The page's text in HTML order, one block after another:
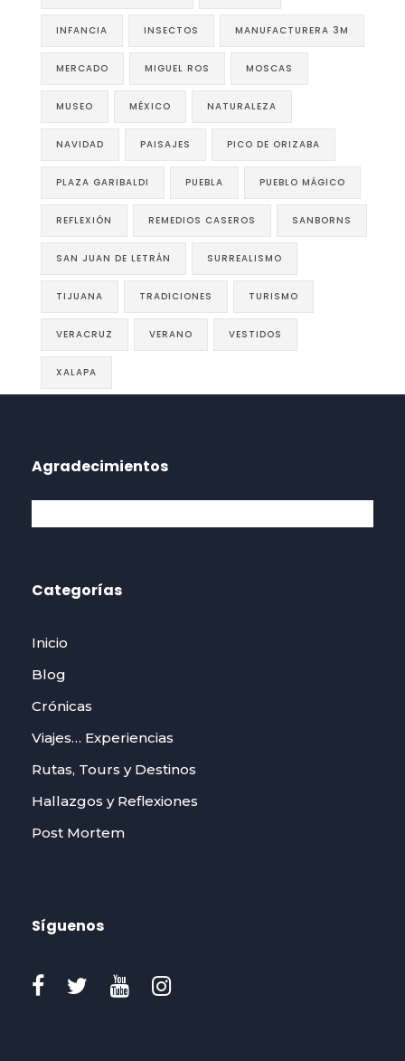
INFANCIA INSECTOS MANUFACTURERA 3M
MERCADO MIGUEL ROS MOSCAS
MUSEO MÉXICO NATURALEZA
NAVIDAD PAISAJES PICO DE ORIZABA
PLAZA GARIBALDI PUEBLA PUEBLO MÁGICO
REFLEXIÓN REMEDIOS CASEROS SANBORNS
SAN JUAN DE LETRÁN SURREALISMO
TIJUANA TRADICIONES TURISMO
VERACRUZ VERANO VESTIDOS
XALAPA
Agradecimientos
Categorías
Inicio
Blog
Crónicas
Viajes… Experiencias
Rutas, Tours y Destinos
Hallazgos y Reflexiones
Post Mortem
Síguenos